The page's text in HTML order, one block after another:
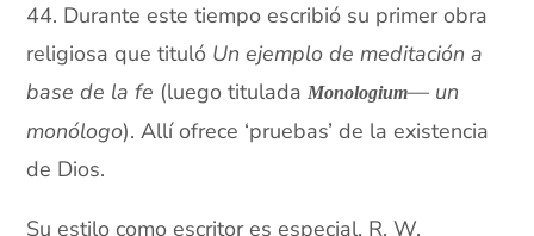
44. Durante este tiempo escribió su primer obra
religiosa que tituló Un ejemplo de meditación a
base de la fe (luego tituladaMonologium— un
monólogo). Allí ofrece ‘pruebas’ de la existencia
de Dios.
Su estilo como escritor es especial. R. W.